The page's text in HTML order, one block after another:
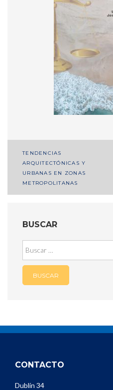
Navegación
de
entradas
TENDENCIAS
ARQUITECTÓNICAS Y
URBANAS EN ZONAS
METROPOLITANAS
BUSCAR
CONTACTO
Dublín 34